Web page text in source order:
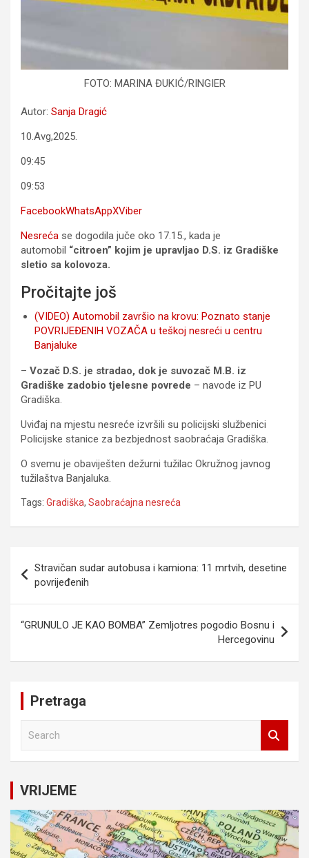
FOTO: MARINA ĐUKIĆ/RINGIER
Autor: Sanja Dragić
10.Avg,2025.
09:45
09:53
FacebookWhatsAppXViber
Nesreća se dogodila juče oko 17.15., kada je
automobil “citroen” kojim je upravljao D.S. iz Gradiške
sletio sa kolovoza.
Pročitajte još
(VIDEO) Automobil završio na krovu: Poznato stanje
POVRIJEĐENIH VOZAČA u teškoj nesreći u centru
Banjaluke
– Vozač D.S. je stradao, dok je suvozač M.B. iz
Gradiške zadobio tjelesne povrede – navode iz PU
Gradiška.
Uviđaj na mjestu nesreće izvršili su policijski službenici
Policijske stanice za bezbjednost saobraćaja Gradiška.
O svemu je obaviješten dežurni tužilac Okružnog javnog
tužilaštva Banjaluka.
Tags: Gradiška, Saobraćajna nesreća
članaka
Stravičan sudar autobusa i kamiona: 11 mrtvih, desetine
povrijeđenih
“GRUNULO JE KAO BOMBA” Zemljotres pogodio Bosnu i
Hercegovinu
Pretraga
c
VRIJEME